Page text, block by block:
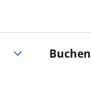
Buchen